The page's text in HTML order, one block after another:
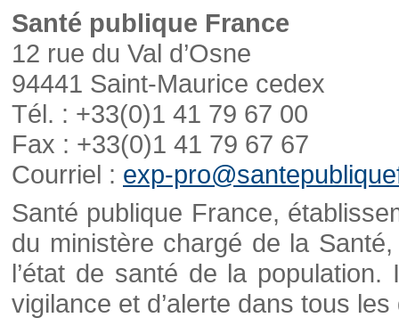
Santé publique France
12 rue du Val d’Osne
94441 Saint-Maurice cedex
Tél. : +33(0)1 41 79 67 00
Fax : +33(0)1 41 79 67 67
Courriel : exp-
Santé publique France,
du ministère chargé de la
l’état de santé de la
vigilance et d’alerte dans tous